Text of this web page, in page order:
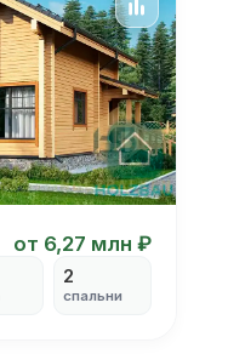
от 6,27 млн ₽
2
спальни